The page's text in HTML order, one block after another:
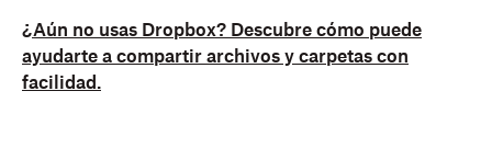
¿Aún no usas Dropbox? Descubre cómo puede
ayudarte a compartir archivos y carpetas con
facilidad.